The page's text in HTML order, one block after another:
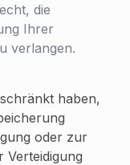
die
Ihrer
verlangen.
haben,
oder zur
Verteidigung